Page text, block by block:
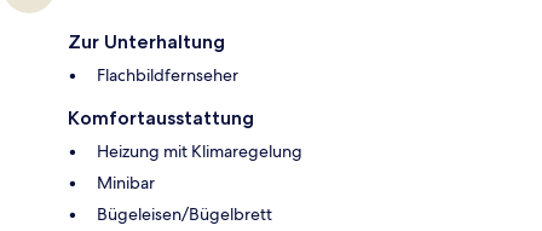
Zur Unterhaltung
Flachbildfernseher
Komfortausstattung
Heizung mit Klimaregelung
Minibar
Bügeleisen/Bügelbrett